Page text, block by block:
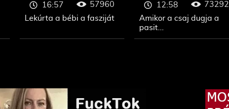
Lekúrta a bébi a fasziját
16:57
57960
Amikor a csaj dugja a
pasit...
12:58 73292